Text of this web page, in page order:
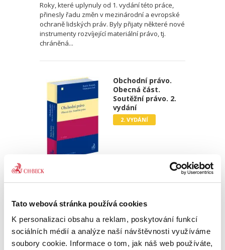
Tato webová stránka používá cookies
K personalizaci obsahu a reklam, poskytování funkcí
sociálních médií a analýze naší návštěvnosti využíváme
soubory cookie. Informace o tom, jak náš web používáte,
Roky, které uplynuly od 1. vydání této práce,
přinesly řadu změn v mezinárodní a evropské
ochraně lidských práv. Byly přijaty některé nové
instrumenty rozvíjející materiální právo, tj.
chráněná...
Obchodní právo.
Obecná část.
Soutěžní právo. 2.
vydání
2. VYDÁNÍ
Josef Bejček a kol.
Obecná část. Soutěžní právo“ pokračuje v
pragmatickém a nedogmatickém pojetí
obchodního práva. Do výkladu jsou zahrnuty i